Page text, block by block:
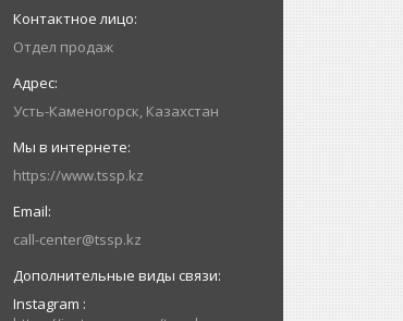
Отдел продаж
Усть-Каменогорск, Казахстан
https://www.tssp.kz
call-center@tssp.kz
Instagram